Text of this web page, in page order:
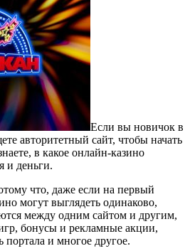
Если вы новичок в
авторитетный сайт, чтобы начать
в какое онлайн-казино
и деньги.
что, даже если на первый
могут выглядеть одинаково,
между одним сайтом и другим,
бонусы и рекламные акции,
портала и многое другое.